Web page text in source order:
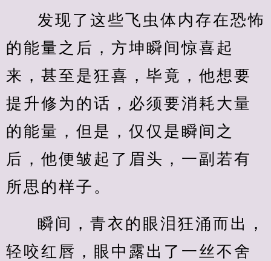
发现了这些飞虫体内存在恐怖
的能量之后，方坤瞬间惊喜起
来，甚至是狂喜，毕竟，他想要
提升修为的话，必须要消耗大量
的能量，但是，仅仅是瞬间之
后，他便皱起了眉头，一副若有
所思的样子。
瞬间，青衣的眼泪狂涌而出，
轻咬红唇，眼中露出了一丝不舍